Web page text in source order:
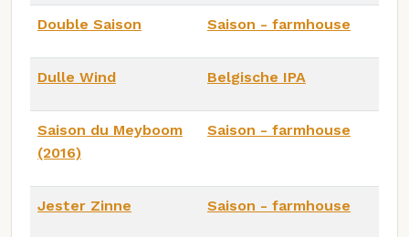
Double Saison Saison - farmhouse
Dulle Wind Belgische IPA
Saison du Meyboom
(2016)
Saison - farmhouse
Jester Zinne Saison - farmhouse